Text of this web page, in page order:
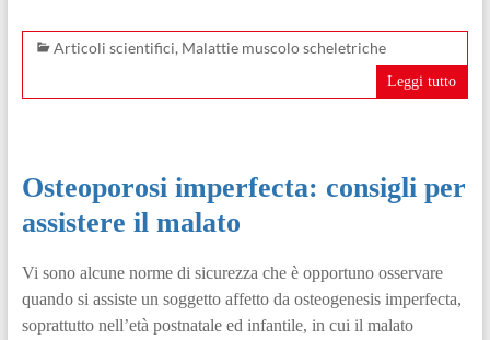
Articoli scientifici, Malattie muscolo scheletriche
Leggi tutto
Osteoporosi imperfecta: consigli per
assistere il malato
Vi sono alcune norme di sicurezza che è opportuno osservare
quando si assiste un soggetto affetto da osteogenesis imperfecta,
soprattutto nell’età postnatale ed infantile, in cui il malato